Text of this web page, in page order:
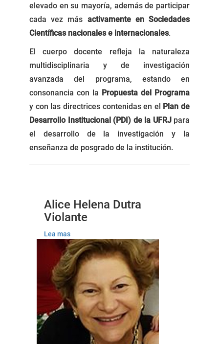
elevado en su mayoría, además de participar
cada vez más activamente en Sociedades
Científicas nacionales e internacionales.
El cuerpo docente refleja la naturaleza
multidisciplinaria y de investigación
avanzada del programa, estando en
consonancia con la Propuesta del Programa
y con las directrices contenidas en el Plan de
Desarrollo Institucional (PDI) de la UFRJpara
el desarrollo de la investigación y la
enseñanza de posgrado de la institución.
Alice Helena Dutra
Violante
Lea mas